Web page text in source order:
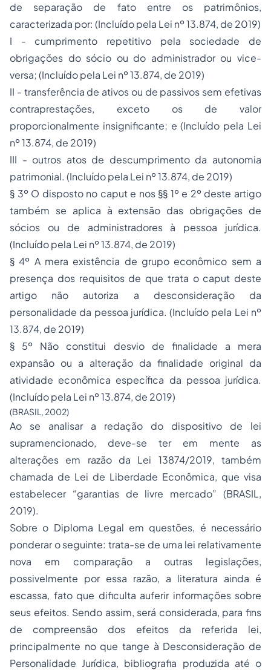
de separação de fato entre os patrimônios,
caracterizada por: (Incluído pela Lei nº 13.874, de 2019)
I - cumprimento repetitivo pela sociedade de
obrigações do sócio ou do administrador ou vice-
versa;(Incluído pela Lei nº 13.874, de 2019)
II - transferência de ativos ou de passivos sem efetivas
contraprestações, exceto os de valor
proporcionalmente insignificante; e(Incluído pela Lei
nº 13.874, de 2019)
III - outros atos de descumprimento da autonomia
patrimonial. (Incluído pela Lei nº 13.874, de 2019)
§ 3º O disposto no caput e nos §§ 1º e 2º deste artigo
também se aplica à extensão das obrigações de
sócios ou de administradores à pessoa jurídica.
(Incluído pela Lei nº 13.874, de 2019)
§ 4º A mera existência de grupo econômico sem a
presença dos requisitos de que trata o caput deste
artigo não autoriza a desconsideração da
personalidade da pessoa jurídica.(Incluído pela Lei nº
13.874, de 2019)
§ 5º Não constitui desvio de finalidade a mera
expansão ou a alteração da finalidade original da
atividade econômica específica da pessoa jurídica.
(Incluído pela Lei nº 13.874, de 2019)
(BRASIL, 2002)
Ao se analisar a redação do dispositivo de lei
supramencionado, deve-se ter em mente as
alterações em razão da Lei 13874/2019, também
chamada de Lei de Liberdade Econômica, que visa
estabelecer “garantias de livre mercado”(BRASIL,
2019).
Sobre o Diploma Legal em questões, é necessário
ponderar o seguinte: trata-se de uma lei relativamente
nova em comparação a outras legislações,
possivelmente por essa razão, a literatura ainda é
escassa, fato que dificulta auferir informações sobre
seus efeitos. Sendo assim, será considerada, para fins
de compreensão dos efeitos da referida lei,
principalmente no que tange à Desconsideração de
Personalidade Jurídica, bibliografia produzida até o